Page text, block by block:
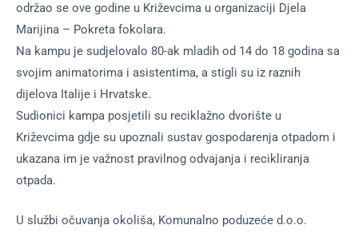
održao se ove godine u Križevcima u organizaciji Djela
Marijina – Pokreta fokolara.
Na kampu je sudjelovalo 80-ak mladih od 14 do 18 godina sa
svojim animatorima i asistentima, a stigli su iz raznih
dijelova Italije i Hrvatske.
Sudionici kampa posjetili su reciklažno dvorište u
Križevcima gdje su upoznali sustav gospodarenja otpadom i
ukazana im je važnost pravilnog odvajanja i recikliranja
otpada.
U službi očuvanja okoliša, Komunalno poduzeće d.o.o.